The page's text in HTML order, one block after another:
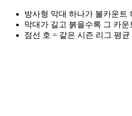
방사형 막대 하나가 볼카운트
막대가 길고 붉을수록 그 카
점선 호 = 같은 시즌 리그 평균